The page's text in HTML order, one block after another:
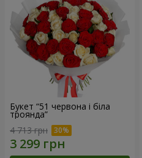
Букет “51 червона і біла
троянда”
4 713 грн